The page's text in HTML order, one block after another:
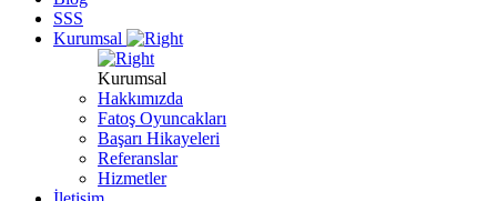
SSS
Kurumsal
Kurumsal
Hakkımızda
Fatoş Oyuncakları
Başarı Hikayeleri
Referanslar
Hizmetler